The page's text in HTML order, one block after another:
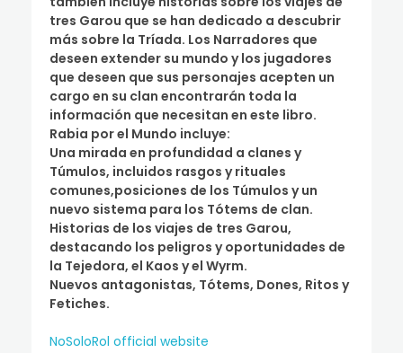
tres Garou que se han dedicado a descubrir
más sobre la Tríada. Los Narradores que
deseen extender su mundo y los jugadores
que deseen que sus personajes acepten un
cargo en su clan encontrarán toda la
información que necesitan en este libro.
Rabia por el Mundo incluye:
Una mirada en profundidad a clanes y
Túmulos, incluidos rasgos y rituales
comunes,posiciones de los Túmulos y un
nuevo sistema para los Tótems de clan.
Historias de los viajes de tres Garou,
destacando los peligros y oportunidades de
la Tejedora, el Kaos y el Wyrm.
Nuevos antagonistas, Tótems, Dones, Ritos y
Fetiches.
NoSoloRol official website